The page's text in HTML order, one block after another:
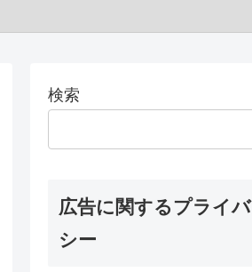
検索
広告に関するプライ
シー